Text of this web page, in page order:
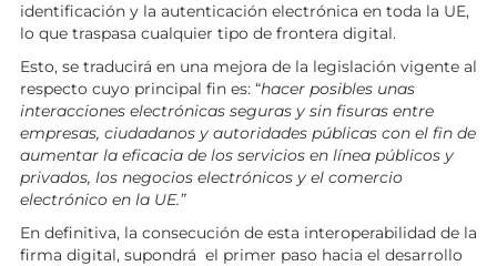
identificación y la autenticación electrónica en toda la UE,
lo que traspasa cualquier tipo de frontera digital.
Esto, se traducirá en una mejora de la legislación vigente al
respecto cuyo principal fin es: “hacer posibles unas
interacciones electrónicas seguras y sin fisuras entre
empresas, ciudadanos y autoridades públicas con el fin de
aumentar la eficacia de los servicios en línea públicos y
privados, los negocios electrónicos y el comercio
electrónico en la UE.”
En definitiva, la consecución de esta interoperabilidad de la
firma digital, supondrá el primer paso hacia el desarrollo